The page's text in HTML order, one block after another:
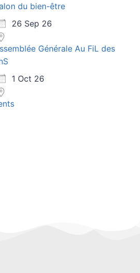
du bien-être
26 Sep 26
Générale Au FiL des
1 Oct 26